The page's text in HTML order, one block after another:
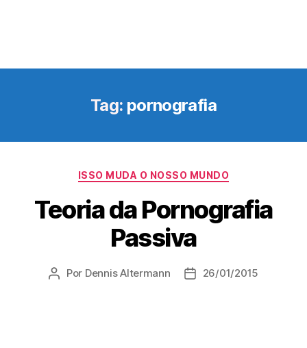
Tag: pornografia
Categorias
ISSO MUDA O NOSSO MUNDO
Teoria da Pornografia
Passiva
Autor
Por Dennis Altermann
Data26/01/2015